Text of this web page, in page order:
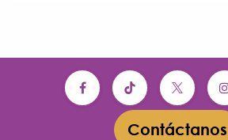
Contáctanos​​